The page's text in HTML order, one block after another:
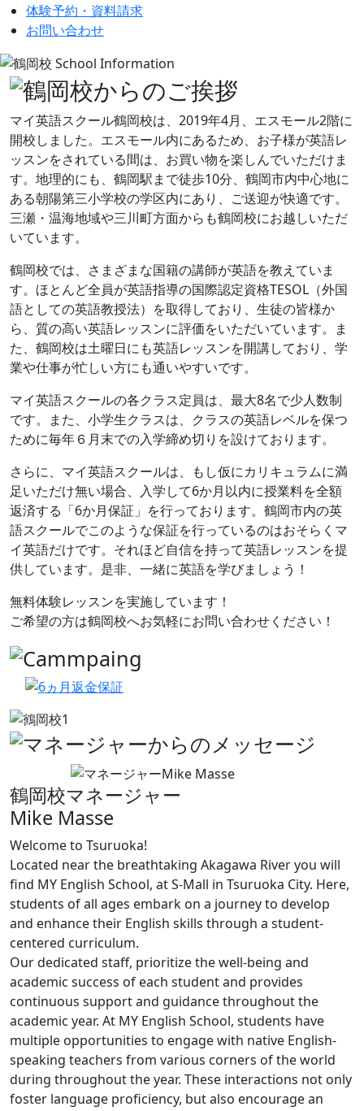
体験予約・資料請求
お問い合わせ
マイ英語スクール鶴岡校は、2019年4月、エスモール2階に
開校しました。エスモール内にあるため、お子様が英語レ
ッスンをされている間は、お買い物を楽しんでいただけま
す。地理的にも、鶴岡駅まで徒歩10分、鶴岡市内中心地に
ある朝陽第三小学校の学区内にあり、ご送迎が快適です。
三瀬・温海地域や三川町方面からも鶴岡校にお越しいただ
いています。
鶴岡校では、さまざまな国籍の講師が英語を教えていま
す。ほとんど全員が英語指導の国際認定資格TESOL（外国
語としての英語教授法）を取得しており、生徒の皆様か
ら、質の高い英語レッスンに評価をいただいています。ま
た、鶴岡校は土曜日にも英語レッスンを開講しており、学
業や仕事が忙しい方にも通いやすいです。
マイ英語スクールの各クラス定員は、最大8名で少人数制
です。また、小学生クラスは、クラスの英語レベルを保つ
ために毎年６月末での入学締め切りを設けております。
さらに、マイ英語スクールは、もし仮にカリキュラムに満
足いただけ無い場合、入学して6か月以内に授業料を全額
返済する「6か月保証」を行っております。鶴岡市内の英
語スクールでこのような保証を行っているのはおそらくマ
イ英語だけです。それほど自信を持って英語レッスンを提
供しています。是非、一緒に英語を学びましょう！
無料体験レッスンを実施しています！
ご希望の方は鶴岡校へお気軽にお問い合わせください！
前へ
鶴岡校マネージャー
Mike Masse
Welcome to Tsuruoka!
Located near the breathtaking Akagawa River you will
find MY English School, at S-Mall in Tsuruoka City. Here,
students of all ages embark on a journey to develop
and enhance their English skills through a student-
centered curriculum.
Our dedicated staff, prioritize the well-being and
academic success of each student and provides
continuous support and guidance throughout the
academic year. At MY English School, students have
multiple opportunities to engage with native English-
speaking teachers from various corners of the world
during throughout the year. These interactions not only
foster language proficiency, but also encourage an